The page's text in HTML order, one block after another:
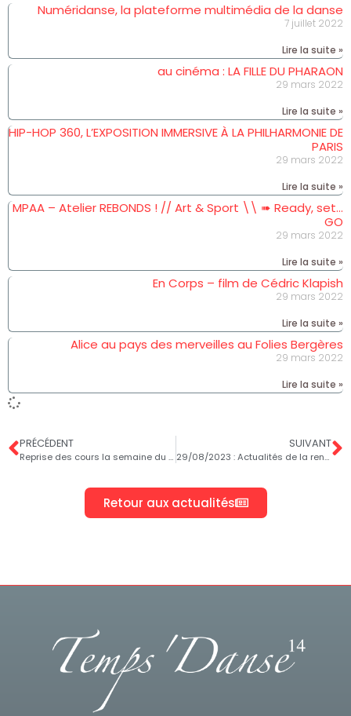
Numéridanse, la plateforme multimédia de la danse
7 juillet 2022
Lire la suite »
au cinéma : LA FILLE DU PHARAON
29 mars 2022
Lire la suite »
HIP-HOP 360, L’EXPOSITION IMMERSIVE À LA PHILHARMONIE DE
PARIS
29 mars 2022
Lire la suite »
MPAA – Atelier REBONDS ! // Art & Sport \\ ➠ Ready, set…
GO
29 mars 2022
Lire la suite »
En Corps – film de Cédric Klapish
29 mars 2022
Lire la suite »
Alice au pays des merveilles au Folies Bergères
29 mars 2022
Lire la suite »
PRÉCÉDENT
Reprise des cours la semaine du 11 septembre : Cours d’essai gratuits
SUIVANT
29/08/2023 : Actualités de la rentrée
Retour aux actualités